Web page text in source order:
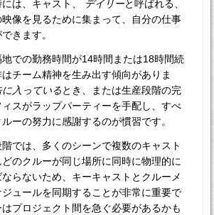
は、キャスト、 デイリーと呼ばれる、
像を見るために集まって、自分の仕事
きます。
での勤務時間が14時間または18時間続
チーム精神を生み出す傾向がありま
に入っているとき 、 または生産段階の完
スがラップパーティーを手配し、すべ
ーの努力に感謝するのが慣習です。
では、多くのシーンで複数のキャスト
のクルーが同じ場所に同時に物理的に
らないため、キーキャストとクルーメ
ュールを同期することが非常に重要で
プロジェクト間を急ぐ必要があるかも